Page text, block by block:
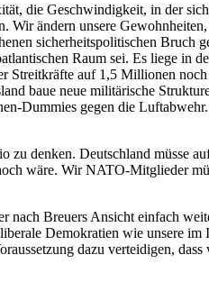
die Geschwindigkeit, in der
ändern unsere
sicherheitspolitischen Bruch
Raum sei. Es liege in
Streitkräfte auf 1,5 Millionen
baue neue militärische
Dummies gegen die
zu denken. Deutschland müsse
wäre. Wir NATO-Mitglieder
nach Breuers Ansicht einfach
Demokratien wie unsere im
dazu verteidigen,